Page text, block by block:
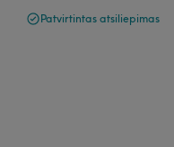
Patvirtintas atsiliepimas